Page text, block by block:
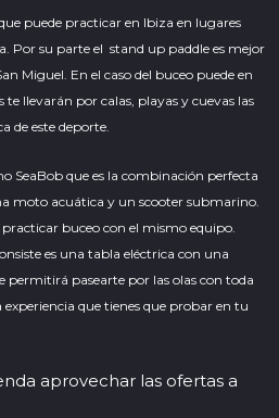
puede practicar en Ibiza en lugares
Por su parte el stand up paddle es mejor
Miguel. En el caso del buceo puede en
te llevarán por calas, playas y cuevas las
de este deporte.
SeaBob que es la combinación perfecta
moto acuática y un scooter submarino.
buceo con el mismo equipo.
es una tabla eléctrica con una
pasearte por las olas con toda
que tienes que probar en tu
aprovechar las ofertas a